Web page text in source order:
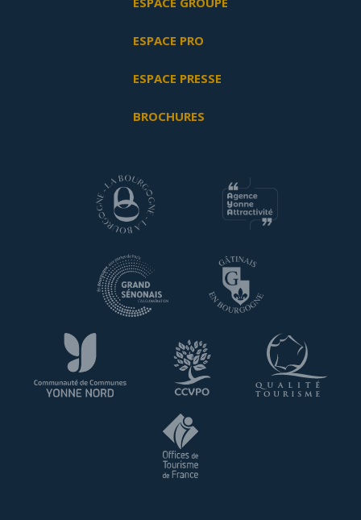
ESPACE PRO
ESPACE PRESSE
BROCHURES